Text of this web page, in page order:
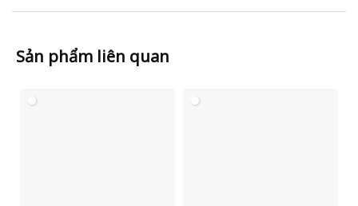
Sản phẩm liên quan